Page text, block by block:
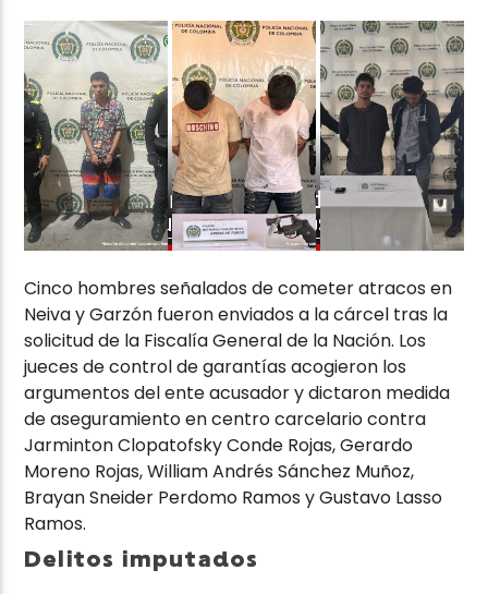
Cinco hombres señalados de cometer atracos en
Neiva y Garzón fueron enviados a la cárcel tras la
solicitud de la Fiscalía General de la Nación. Los
jueces de control de garantías acogieron los
argumentos del ente acusador y dictaron medida
de aseguramiento en centro carcelario contra
Jarminton Clopatofsky Conde Rojas, Gerardo
Moreno Rojas, William Andrés Sánchez Muñoz,
Brayan Sneider Perdomo Ramos y Gustavo Lasso
Ramos.
Delitos imputados